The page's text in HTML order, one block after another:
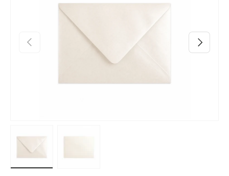
Prethodno Sljedeći